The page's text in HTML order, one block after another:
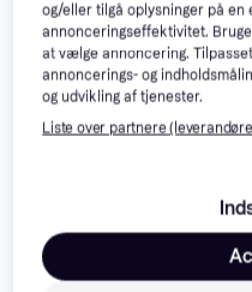
Fjällräven Reporter
Lite Vest - Dark Olive
Læs om
og/eller tilgå oplysninger på en
annonceringseffektivitet.
at vælge annoncering.
annoncerings- og
og udvikling af tjenester.
Liste over partnere